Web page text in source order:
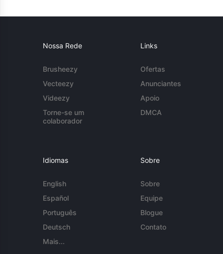
Nossa Rede
Brusheezy
Vecteezy
Videezy
Torne-se um
colaborador
Links
Ofertas
Anunciantes
Apoio
DMCA
Idiomas
English
Español
Português
Deutsch
Mais...
Sobre
Sobre
Equipe
Blogue
Contato